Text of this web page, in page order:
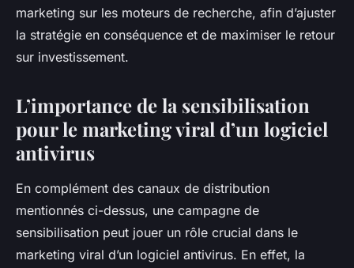
marketing sur les moteurs de recherche, afin d’ajuster
la stratégie en conséquence et de maximiser le retour
sur investissement.
L’importance de la sensibilisation
pour le marketing viral d’un logiciel
antivirus
En complément des canaux de distribution
mentionnés ci-dessus, une campagne de
sensibilisation peut jouer un rôle crucial dans le
marketing viral d’un logiciel antivirus. En effet, la